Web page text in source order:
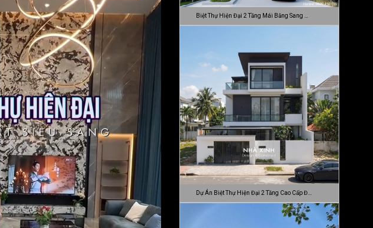
Biệt Thự Hiện Đại 2 Tầng Mái Bằng Sang …
Dự Án Biệt Thự Hiện Đại 2 Tầng Cao Cấp Đ…